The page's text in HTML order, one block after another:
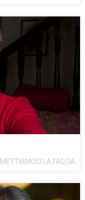
METTIAMOCI LA FACCIA